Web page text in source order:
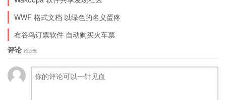
WWF 格式文档 以绿色的名义蛋疼
布谷鸟订票软件 自动购买火车票
评论 抢沙发